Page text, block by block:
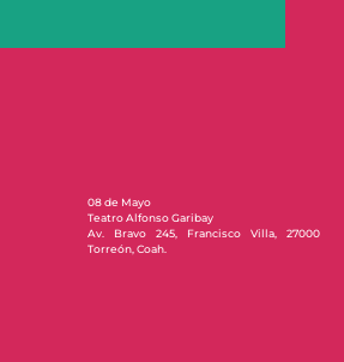
08 de Mayo
Teatro Alfonso Garibay
Av. Bravo 245, Francisco Villa, 27000
Torreón, Coah.